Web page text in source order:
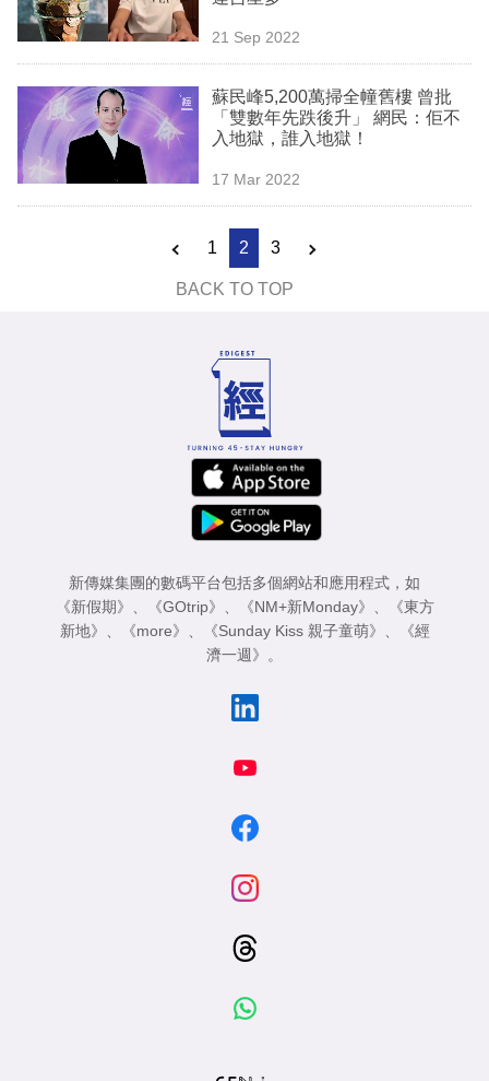
21 Sep 2022
蘇民峰5,200萬掃全幢舊樓 曾批
「雙數年先跌後升」 網民：佢不
入地獄，誰入地獄！
17 Mar 2022
1 2 3
BACK TO TOP
新傳媒集團的數碼平台包括多個網站和應用程式，如
《新假期》 、 《GOtrip》 、 《NM+新Monday》 、
《東方
新地》 、 《more》 、 《Sunday Kiss 親子童萌》 、
《經
濟一週》 。